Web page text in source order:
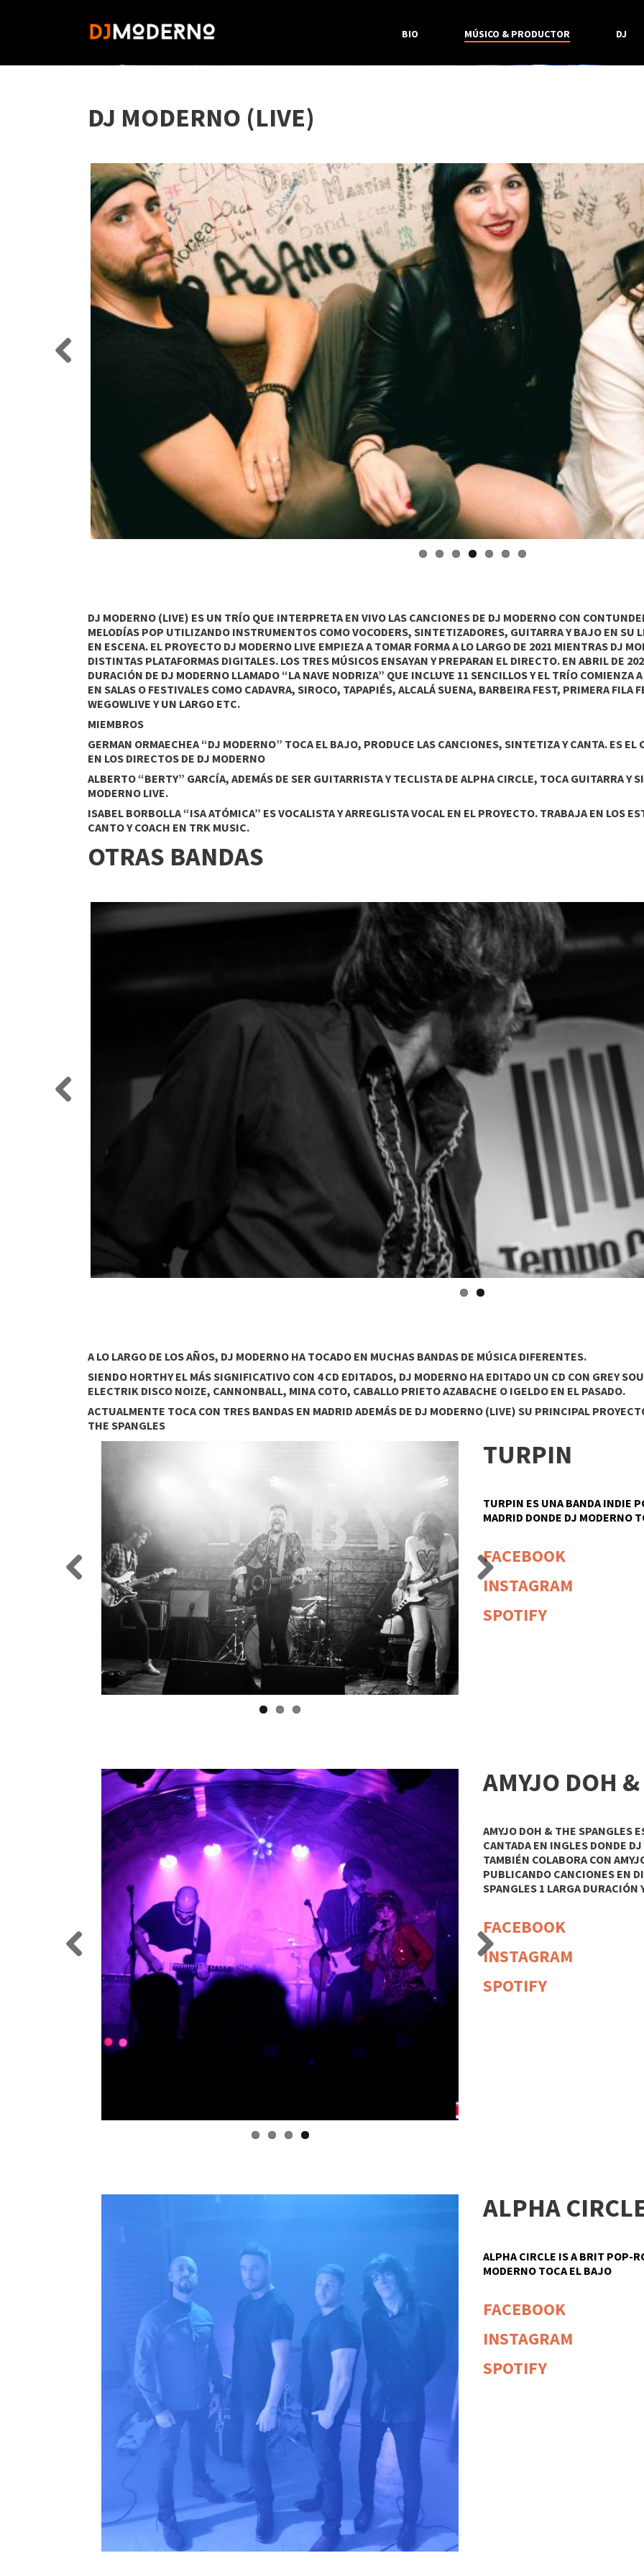
BIO MÚSICO & PRODUCTOR DJ
DJ MODERNO (LIVE)
DJ MODERNO (LIVE) ES UN TRÍO QUE INTERPRETA EN VIVO LAS CANCIONES DE DJ MODERNO CON
MELODÍAS POP UTILIZANDO INSTRUMENTOS COMO VOCODERS, SINTETIZADORES, GUITARRA Y BAJO EN SU
EN ESCENA. EL PROYECTO DJ MODERNO LIVE EMPIEZA A TOMAR FORMA A LO LARGO DE 2021 MIENTRAS DJ
DISTINTAS PLATAFORMAS DIGITALES. LOS TRES MÚSICOS ENSAYAN Y PREPARAN EL DIRECTO. EN ABRIL DE
DURACIÓN DE DJ MODERNO LLAMADO “LA NAVE NODRIZA” QUE INCLUYE 11 SENCILLOS Y EL TRÍO COMIENZA
EN SALAS O FESTIVALES COMO CADAVRA, SIROCO, TAPAPIÉS, ALCALÁ SUENA, BARBEIRA FEST, PRIMERA FILA
WEGOWLIVE Y UN LARGO ETC.
MIEMBROS
GERMAN ORMAECHEA “DJ MODERNO” TOCA EL BAJO, PRODUCE LAS CANCIONES, SINTETIZA Y CANTA. ES
EN LOS DIRECTOS DE DJ MODERNO
ALBERTO “BERTY” GARCÍA, ADEMÁS DE SER GUITARRISTA Y TECLISTA DE ALPHA CIRCLE, TOCA GUITARRA Y
MODERNO LIVE.
ISABEL BORBOLLA “ISA ATÓMICA” ES VOCALISTA Y ARREGLISTA VOCAL EN EL PROYECTO. TRABAJA EN LOS
CANTO Y COACH EN TRK MUSIC.
OTRAS BANDAS
A LO LARGO DE LOS AÑOS, DJ MODERNO HA TOCADO EN MUCHAS BANDAS DE MÚSICA DIFERENTES.
SIENDO HORTHY EL MÁS SIGNIFICATIVO CON 4 CD EDITADOS, DJ MODERNO HA EDITADO UN CD CON GREY
ELECTRIK DISCO NOIZE, CANNONBALL, MINA COTO, CABALLO PRIETO AZABACHE O IGELDO EN EL PASADO.
ACTUALMENTE TOCA CON TRES BANDAS EN MADRID ADEMÁS DE DJ MODERNO (LIVE) SU PRINCIPAL
THE SPANGLES
Next
TURPIN
TURPIN ES UNA BANDA INDIE
MADRID DONDE DJ MODERNO
FACEBOOK
INSTAGRAM
SPOTIFY
AMYJO DOH
AMYJO DOH & THE SPANGLES
CANTADA EN INGLES DONDE
TAMBIÉN COLABORA CON
PUBLICANDO CANCIONES EN
SPANGLES 1 LARGA DURACIÓN
FACEBOOK
INSTAGRAM
SPOTIFY
ALPHA
ALPHA CIRCLE IS A BRIT POP-
MODERNO TOCA EL BAJO
FACEBOOK
INSTAGRAM
SPOTIFY